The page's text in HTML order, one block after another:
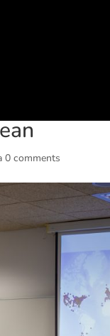
0 comments